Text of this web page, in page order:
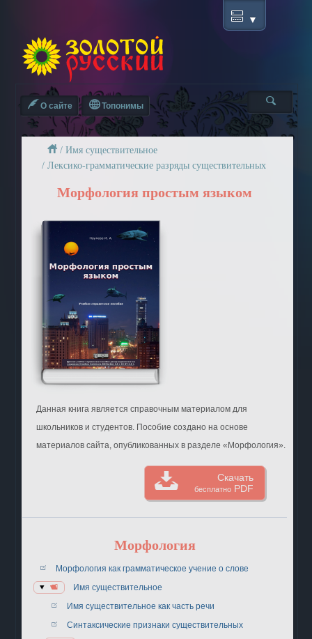
О сайте Топонимы
/Имя существительное
/Лексико-грамматические разряды существительных
Морфология простым языком
Данная книга является справочным материалом для
школьников и студентов. Пособие создано на основе
материалов сайта, опубликованных в разделе «Морфология».
Скачать
бесплатно PDF
Морфология
Морфология как грамматическое учение о слове
Имя существительное
Имя существительное как часть речи
Синтаксические признаки существительных